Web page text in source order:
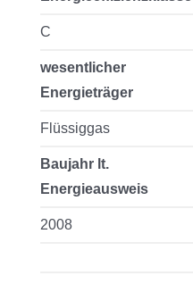
C
wesentlicher
Energieträger
Flüssiggas
Baujahr lt.
Energieausweis
2008